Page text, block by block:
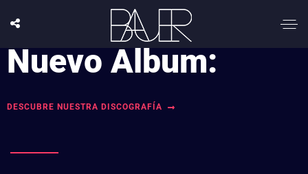
Nuevo Álbum:
DESCUBRE NUESTRA DISCOGRAFÍA